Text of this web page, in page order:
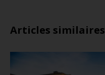
Articles similaires